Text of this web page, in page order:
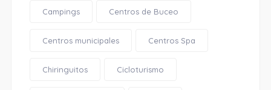
Campings Centros de Buceo
Centros municipales Centros Spa
Chiringuitos Cicloturismo